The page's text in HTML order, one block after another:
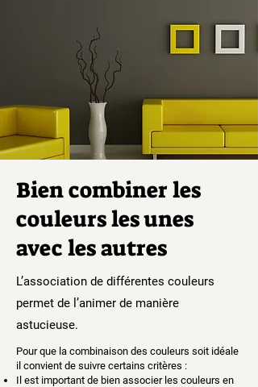
Bien combiner les
couleurs les unes
avec les autres
L’association de différentes couleurs
permet de l’animer de manière
astucieuse.
Pour que la combinaison des couleurs soit idéale
il convient de suivre certains critères :
Il est important de bien associer les couleurs en